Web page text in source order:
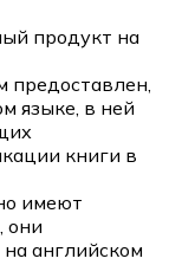
продукт на
предоставлен,
языке, в ней
книги в
имеют
они
английском